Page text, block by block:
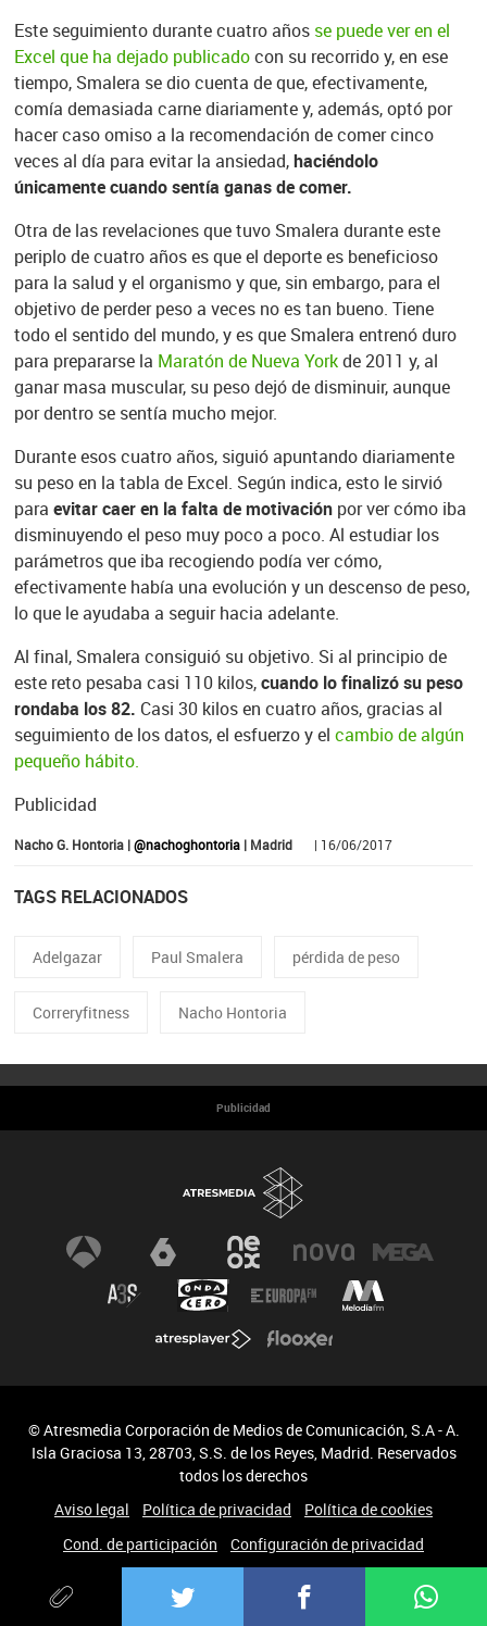
Este seguimiento durante cuatro años se puede ver en el
Excel que ha dejado publicadocon su recorrido y, en ese
tiempo, Smalera se dio cuenta de que, efectivamente,
comía demasiada carne diariamente y, además, optó por
hacer caso omiso a la recomendación de comer cinco
veces al día para evitar la ansiedad,haciéndolo
únicamente cuando sentía ganas de comer.
Otra de las revelaciones que tuvo Smalera durante este
periplo de cuatro años es que el deporte es beneficioso
para la salud y el organismo y que, sin embargo, para el
objetivo de perder peso a veces no es tan bueno. Tiene
todo el sentido del mundo, y es que Smalera entrenó duro
para prepararse la Maratón de Nueva Yorkde 2011 y, al
ganar masa muscular, su peso dejó de disminuir, aunque
por dentro se sentía mucho mejor.
Durante esos cuatro años, siguió apuntando diariamente
su peso en la tabla de Excel. Según indica, esto le sirvió
para evitar caer en la falta de motivaciónpor ver cómo iba
disminuyendo el peso muy poco a poco. Al estudiar los
parámetros que iba recogiendo podía ver cómo,
efectivamente había una evolución y un descenso de peso,
lo que le ayudaba a seguir hacia adelante.
Al final, Smalera consiguió su objetivo. Si al principio de
este reto pesaba casi 110 kilos,cuando lo finalizó su peso
rondaba los 82. Casi 30 kilos en cuatro años, gracias al
seguimiento de los datos, el esfuerzo y el cambio de algún
pequeño hábito.
Publicidad
Nacho G. Hontoria |@nachoghontoria| Madrid | 16/06/2017
TAGS RELACIONADOS
Adelgazar Paul Smalera pérdida de peso
Correryfitness Nacho Hontoria
Publicidad
© Atresmedia Corporación de Medios de Comunicación, S.A - A.
Isla Graciosa 13, 28703, S.S. de los Reyes, Madrid. Reservados
todos los derechos
Aviso legal
Política de privacidad
Política de cookies
Cond. de participación
Configuración de privacidad